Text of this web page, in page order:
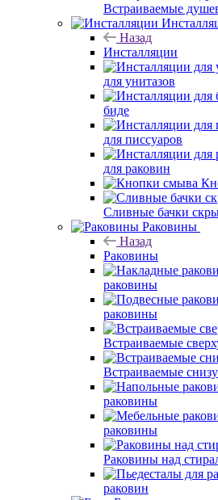
Встраиваемые
Назад
Инсталляции
для унитазов
биде
для писсуаров
для раковин
Сливные бачки
Раковины
Назад
Раковины
раковины
раковины
Встраиваемые
Встраиваемые
раковины
раковины
Раковины над
раковин